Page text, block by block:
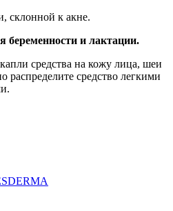
склонной к акне.
беременности и лактации.
средства на кожу лица, шеи
распределите средство легкими